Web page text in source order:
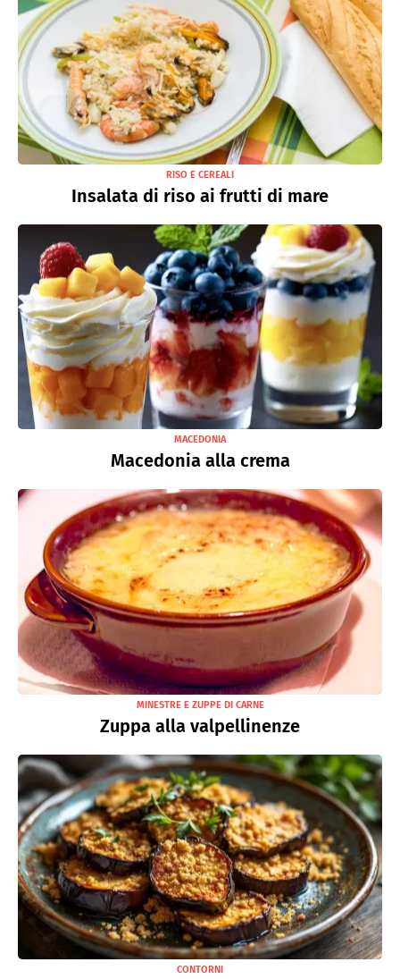
RISO E CEREALI
Insalata di riso ai frutti di mare
MACEDONIA
Macedonia alla crema
MINESTRE E ZUPPE DI CARNE
Zuppa alla valpellinenze
CONTORNI